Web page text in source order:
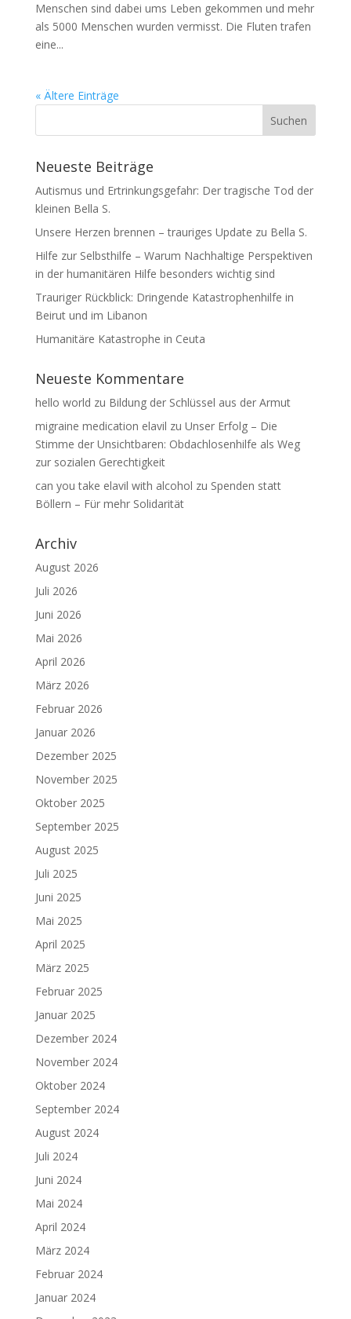
Menschen sind dabei ums Leben gekommen und mehr
als 5000 Menschen wurden vermisst. Die Fluten trafen
eine...
« Ältere Einträge
Neueste Beiträge
Autismus und Ertrinkungsgefahr: Der tragische Tod der
kleinen Bella S.
Unsere Herzen brennen – trauriges Update zu Bella S.
Hilfe zur Selbsthilfe – Warum Nachhaltige Perspektiven
in der humanitären Hilfe besonders wichtig sind
Trauriger Rückblick: Dringende Katastrophenhilfe in
Beirut und im Libanon
Humanitäre Katastrophe in Ceuta
Neueste Kommentare
hello world zu Bildung der Schlüssel aus der Armut
migraine medication elavil zu Unser Erfolg – Die
Stimme der Unsichtbaren: Obdachlosenhilfe als Weg
zur sozialen Gerechtigkeit
can you take elavil with alcohol zu Spenden statt
Böllern – Für mehr Solidarität
Archiv
August 2026
Juli 2026
Juni 2026
Mai 2026
April 2026
März 2026
Februar 2026
Januar 2026
Dezember 2025
November 2025
Oktober 2025
September 2025
August 2025
Juli 2025
Juni 2025
Mai 2025
April 2025
März 2025
Februar 2025
Januar 2025
Dezember 2024
November 2024
Oktober 2024
September 2024
August 2024
Juli 2024
Juni 2024
Mai 2024
April 2024
März 2024
Februar 2024
Januar 2024